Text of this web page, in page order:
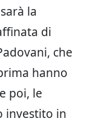
la
di
che
hanno
poi, le
investito in